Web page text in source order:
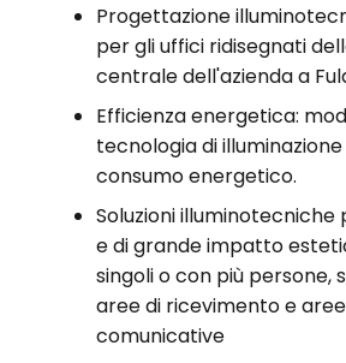
Progettazione
per gli uffici ridisegnati
centrale dell'azienda a
Efficienza energetica:
tecnologia di
consumo energetico.
Soluzioni illuminotecniche
e di grande impatto
singoli o con più persone,
aree di ricevimento e
comunicative